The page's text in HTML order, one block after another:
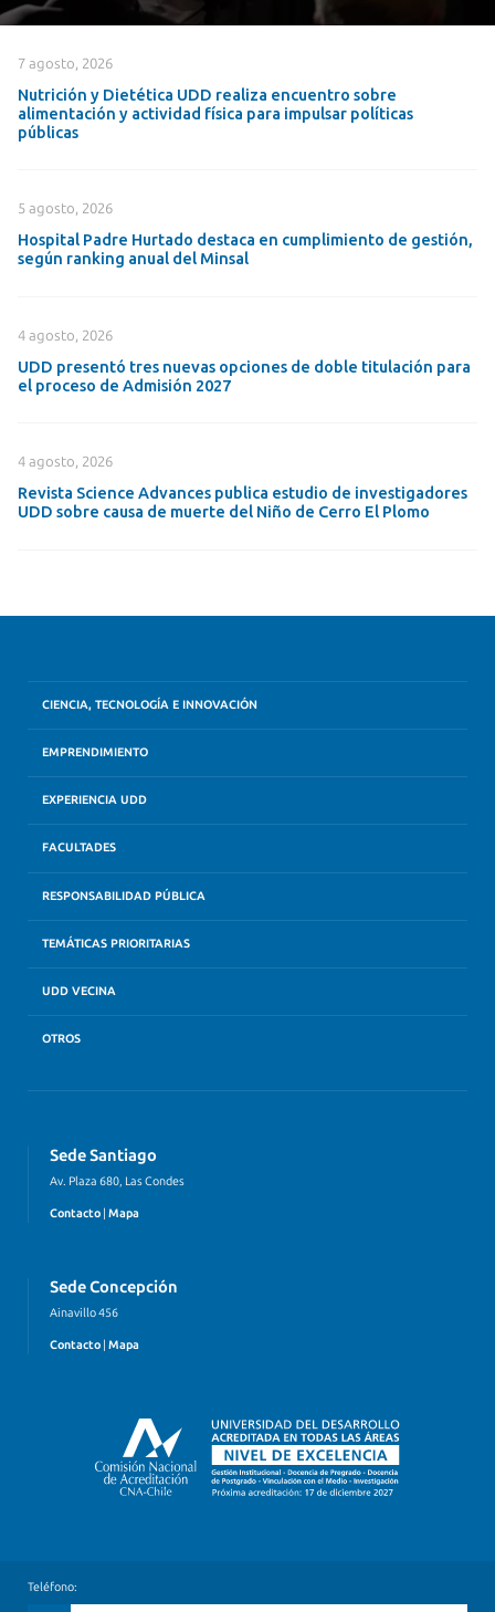
7 agosto, 2026
Nutrición y Dietética UDD realiza encuentro sobre
alimentación y actividad física para impulsar políticas
públicas
5 agosto, 2026
Hospital Padre Hurtado destaca en cumplimiento de gestión,
según ranking anual del Minsal
4 agosto, 2026
UDD presentó tres nuevas opciones de doble titulación para
el proceso de Admisión 2027
4 agosto, 2026
Revista Science Advances publica estudio de investigadores
UDD sobre causa de muerte del Niño de Cerro El Plomo
CIENCIA, TECNOLOGÍA E INNOVACIÓN
EMPRENDIMIENTO
EXPERIENCIA UDD
FACULTADES
RESPONSABILIDAD PÚBLICA
TEMÁTICAS PRIORITARIAS
UDD VECINA
OTROS
Sede Santiago
Av. Plaza 680, Las Condes
Contacto Mapa
Sede Concepción
Ainavillo 456
Contacto | Mapa
Teléfono: